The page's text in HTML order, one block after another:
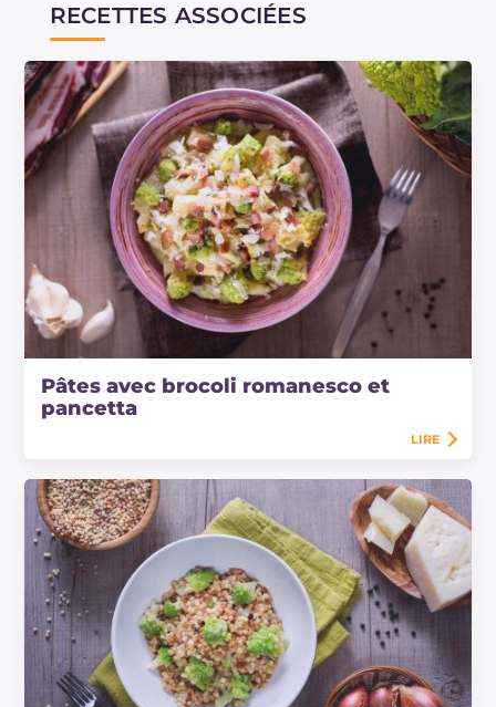
RECETTES ASSOCIÉES
Pâtes avec brocoli romanesco et
pancetta
LIRE